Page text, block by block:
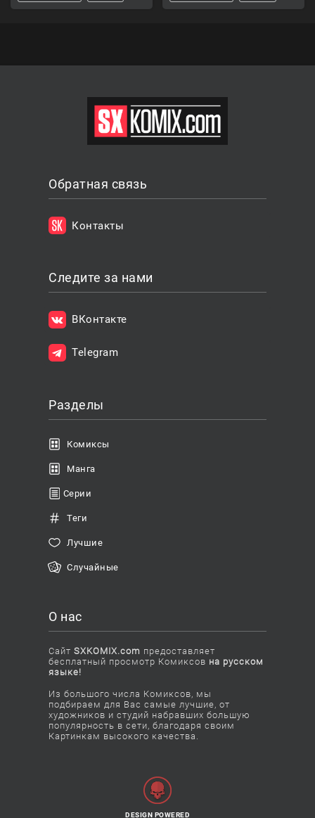
Обратная связь
Контакты
Следите за нами
ВКонтакте
Telegram
Разделы
Комиксы
Манга
Серии
Теги
Лучшие
Случайные
О нас
Сайт SXKOMIX.com предоставляет
бесплатный просмотр Комиксов на русском
языке!
Из большого числа Комиксов, мы
подбираем для Вас самые лучшие, от
художников и студий набравших большую
популярность в сети, благодаря своим
Картинкам высокого качества.
DESIGN POWERED